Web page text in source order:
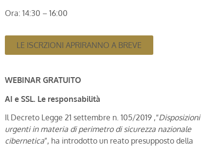
Ora: 14:30 – 16:00
LE ISCRZIONI APRIRANNO A BREVE
WEBINAR GRATUITO
AI e SSL. Le responsabilità
Il Decreto Legge 21 settembre n. 105/2019 ,“Disposizioni
urgenti in materia di perimetro di sicurezza nazionale
cibernetica”, ha introdotto un reato presupposto della